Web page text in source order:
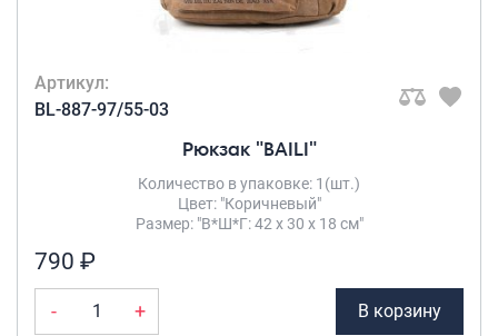
Артикул:
BL-887-97/55-03
Рюкзак "BAILI"
Количество в упаковке: 1(шт.)
Цвет: "Коричневый"
Размер: "В*Ш*Г: 42 х 30 х 18 см"
790 ₽
- + В корзину